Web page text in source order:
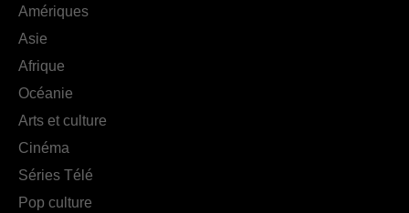
Amériques
Asie
Afrique
Océanie
Arts et culture
Cinéma
Séries Télé
Pop culture